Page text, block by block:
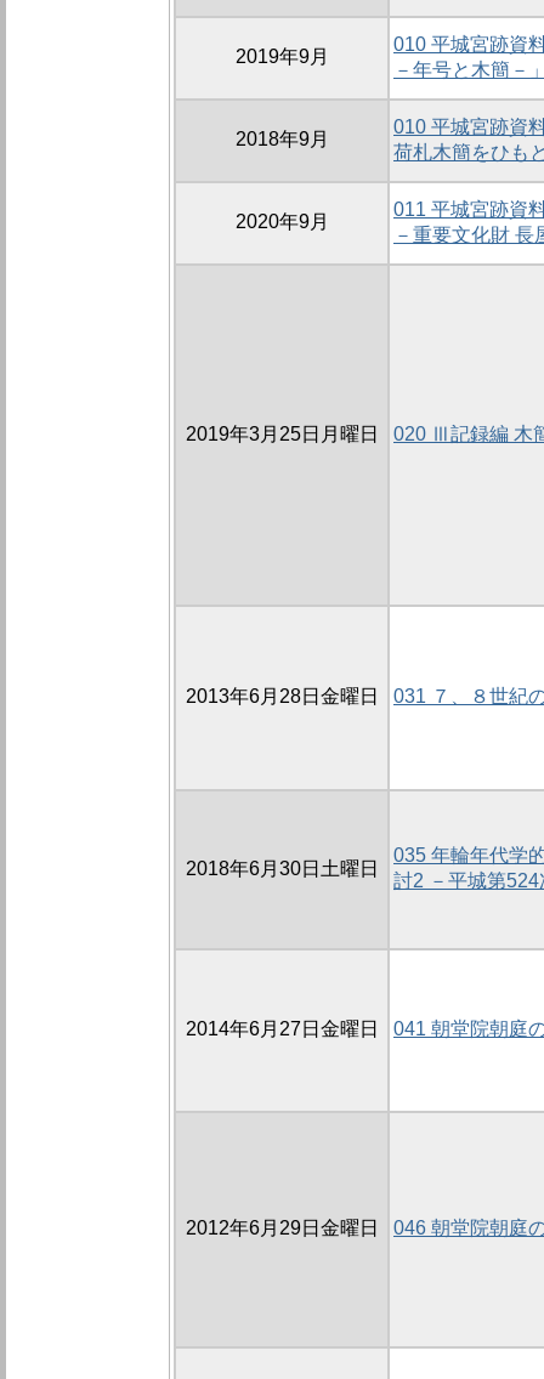
2019年9月
010 平城宮跡資
－年号と木簡－
2018年9月
010 平城宮跡資
荷札木簡をひも
2020年9月
011 平城宮跡資
－重要文化財 長
2019年3月25日月曜日 020 Ⅲ記録編 木
2013年6月28日金曜日 031 ７、８世紀
2018年6月30日土曜日
035 年輪年代学
討2 －平城第
2014年6月27日金曜日 041 朝堂院朝庭
2012年6月29日金曜日 046 朝堂院朝庭